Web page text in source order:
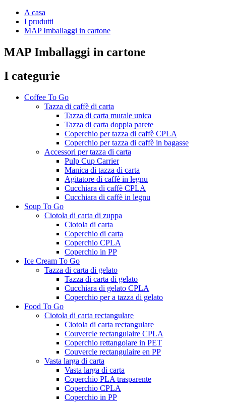
A casa
I prudutti
MAP Imballaggi in cartone
MAP Imballaggi in cartone
I categurie
Coffee To Go
Tazza di caffè di carta
Tazza di carta murale unica
Tazza di carta doppia parete
Coperchio per tazza di caffè CPLA
Coperchio per tazza di caffè in bagasse
Accessori per tazza di carta
Pulp Cup Carrier
Manica di tazza di carta
Agitatore di caffè in legnu
Cucchiara di caffè CPLA
Cucchiara di caffè in legnu
Soup To Go
Ciotola di carta di zuppa
Ciotola di carta
Coperchio di carta
Coperchio CPLA
Coperchio in PP
Ice Cream To Go
Tazza di carta di gelato
Tazza di carta di gelato
Cucchiara di gelato CPLA
Coperchio per a tazza di gelato
Food To Go
Ciotola di carta rectangulare
Ciotola di carta rectangulare
Couvercle rectangulaire CPLA
Coperchio rettangolare in PET
Couvercle rectangulaire en PP
Vasta larga di carta
Vasta larga di carta
Coperchio PLA trasparente
Coperchio CPLA
Coperchio in PP